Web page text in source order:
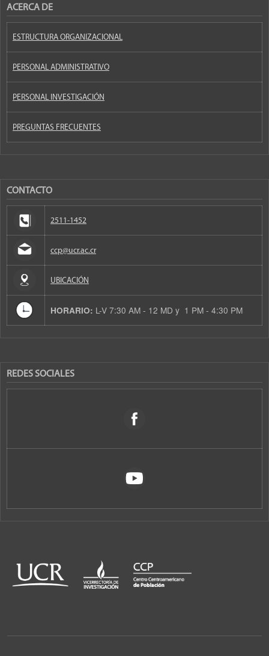
ACERCA DE
ESTRUCTURA ORGANIZACIONAL
PERSONAL ADMINISTRATIVO
PERSONAL INVESTIGACIÓN
PREGUNTAS FRECUENTES
CONTACTO
2511-1452
ccp@ucr.ac.cr
UBICACIÓN
HORARIO: L-V 7:30 AM - 12 MD y 1 PM - 4:30 PM
REDES SOCIALES